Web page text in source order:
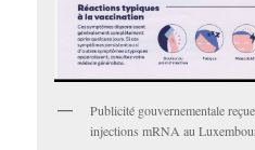
Publicité gouvernementale
injections mRNA au